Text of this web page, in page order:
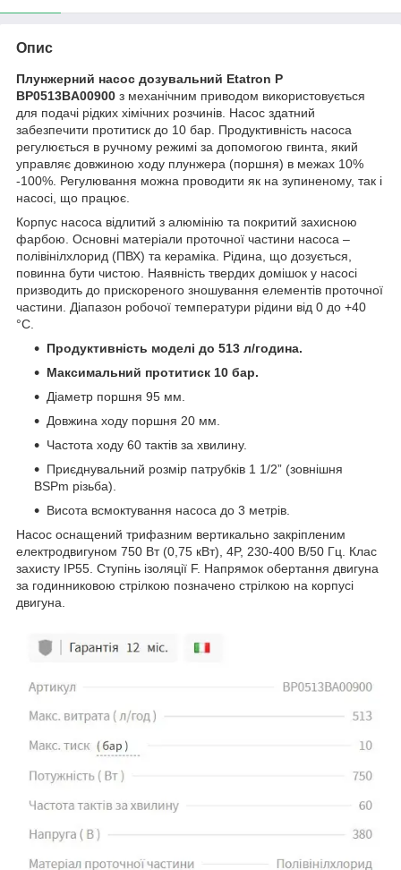
Опис
Плунжерний насос дозувальний Etatron P
BP0513BA00900 з механічним приводом використовується
для подачі рідких хімічних розчинів. Насос здатний
забезпечити протитиск до 10 бар. Продуктивність насоса
регулюється в ручному режимі за допомогою гвинта, який
управляє довжиною ходу плунжера (поршня) в межах 10%
-100%. Регулювання можна проводити як на зупиненому, так і
насосі, що працює.
Корпус насоса відлитий з алюмінію та покритий захисною
фарбою. Основні матеріали проточної частини насоса –
полівінілхлорид (ПВХ) та кераміка. Рідина, що дозується,
повинна бути чистою. Наявність твердих домішок у насосі
призводить до прискореного зношування елементів проточної
частини. Діапазон робочої температури рідини від 0 до +40
°С.
Продуктивність моделі до 513 л/година.
Максимальний протитиск 10 бар.
Діаметр поршня 95 мм.
Довжина ходу поршня 20 мм.
Частота ходу 60 тактів за хвилину.
Приєднувальний розмір патрубків 1 1/2” (зовнішня
BSPm різьба).
Висота всмоктування насоса до 3 метрів.
Насос оснащений трифазним вертикально закріпленим
електродвигуном 750 Вт (0,75 кВт), 4P, 230-400 В/50 Гц. Клас
захисту IP55. Ступінь ізоляції F. Напрямок обертання двигуна
за годинниковою стрілкою позначено стрілкою на корпусі
двигуна.